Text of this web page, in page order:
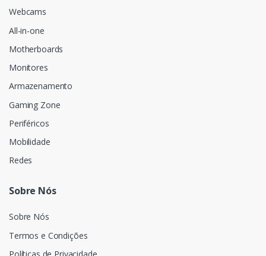
Webcams
All-in-one
Motherboards
Monitores
Armazenamento
Gaming Zone
Periféricos
Mobilidade
Redes
Sobre Nós
Sobre Nós
Termos e Condições